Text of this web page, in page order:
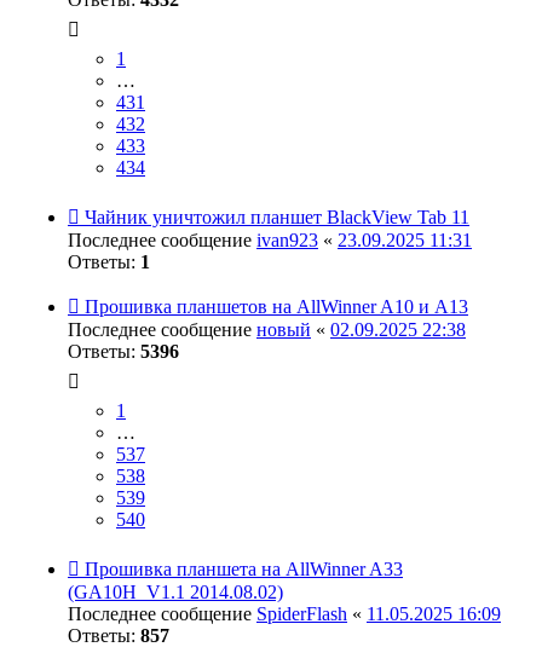
1
…
431
432
433
434
Чайник уничтожил планшет BlackView Tab 11
Последнее сообщение ivan923 « 23.09.2025 11:31
Ответы: 1
Прошивка планшетов на AllWinner A10 и A13
Последнее сообщение новый « 02.09.2025 22:38
Ответы: 5396
1
…
537
538
539
540
Прошивка планшета на AllWinner A33
(GA10H_V1.1 2014.08.02)
Последнее сообщение SpiderFlash « 11.05.2025 16:09
Ответы: 857